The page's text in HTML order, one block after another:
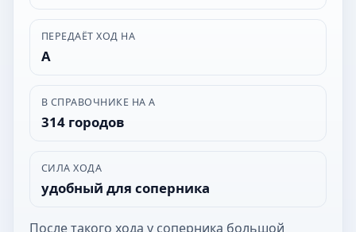
ПЕРЕДАЁТ ХОД НА
А
В СПРАВОЧНИКЕ НА А
314 городов
СИЛА ХОДА
удобный для соперника
После такого хода у соперника большой